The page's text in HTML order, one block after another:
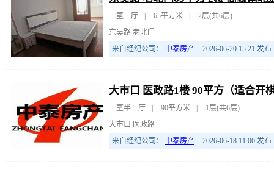
二室一厅 65平方米
2层(共6层)
东吴路 老北门
来自经纪公司： 中泰房产 2026-06-20 15:21 发布
大市口 医政路1楼 90平方（适合开
二室半一厅 90平方米
1层(共6层)
大市口 医政路
来自经纪公司： 中泰房产 2026-06-18 11:00 发布